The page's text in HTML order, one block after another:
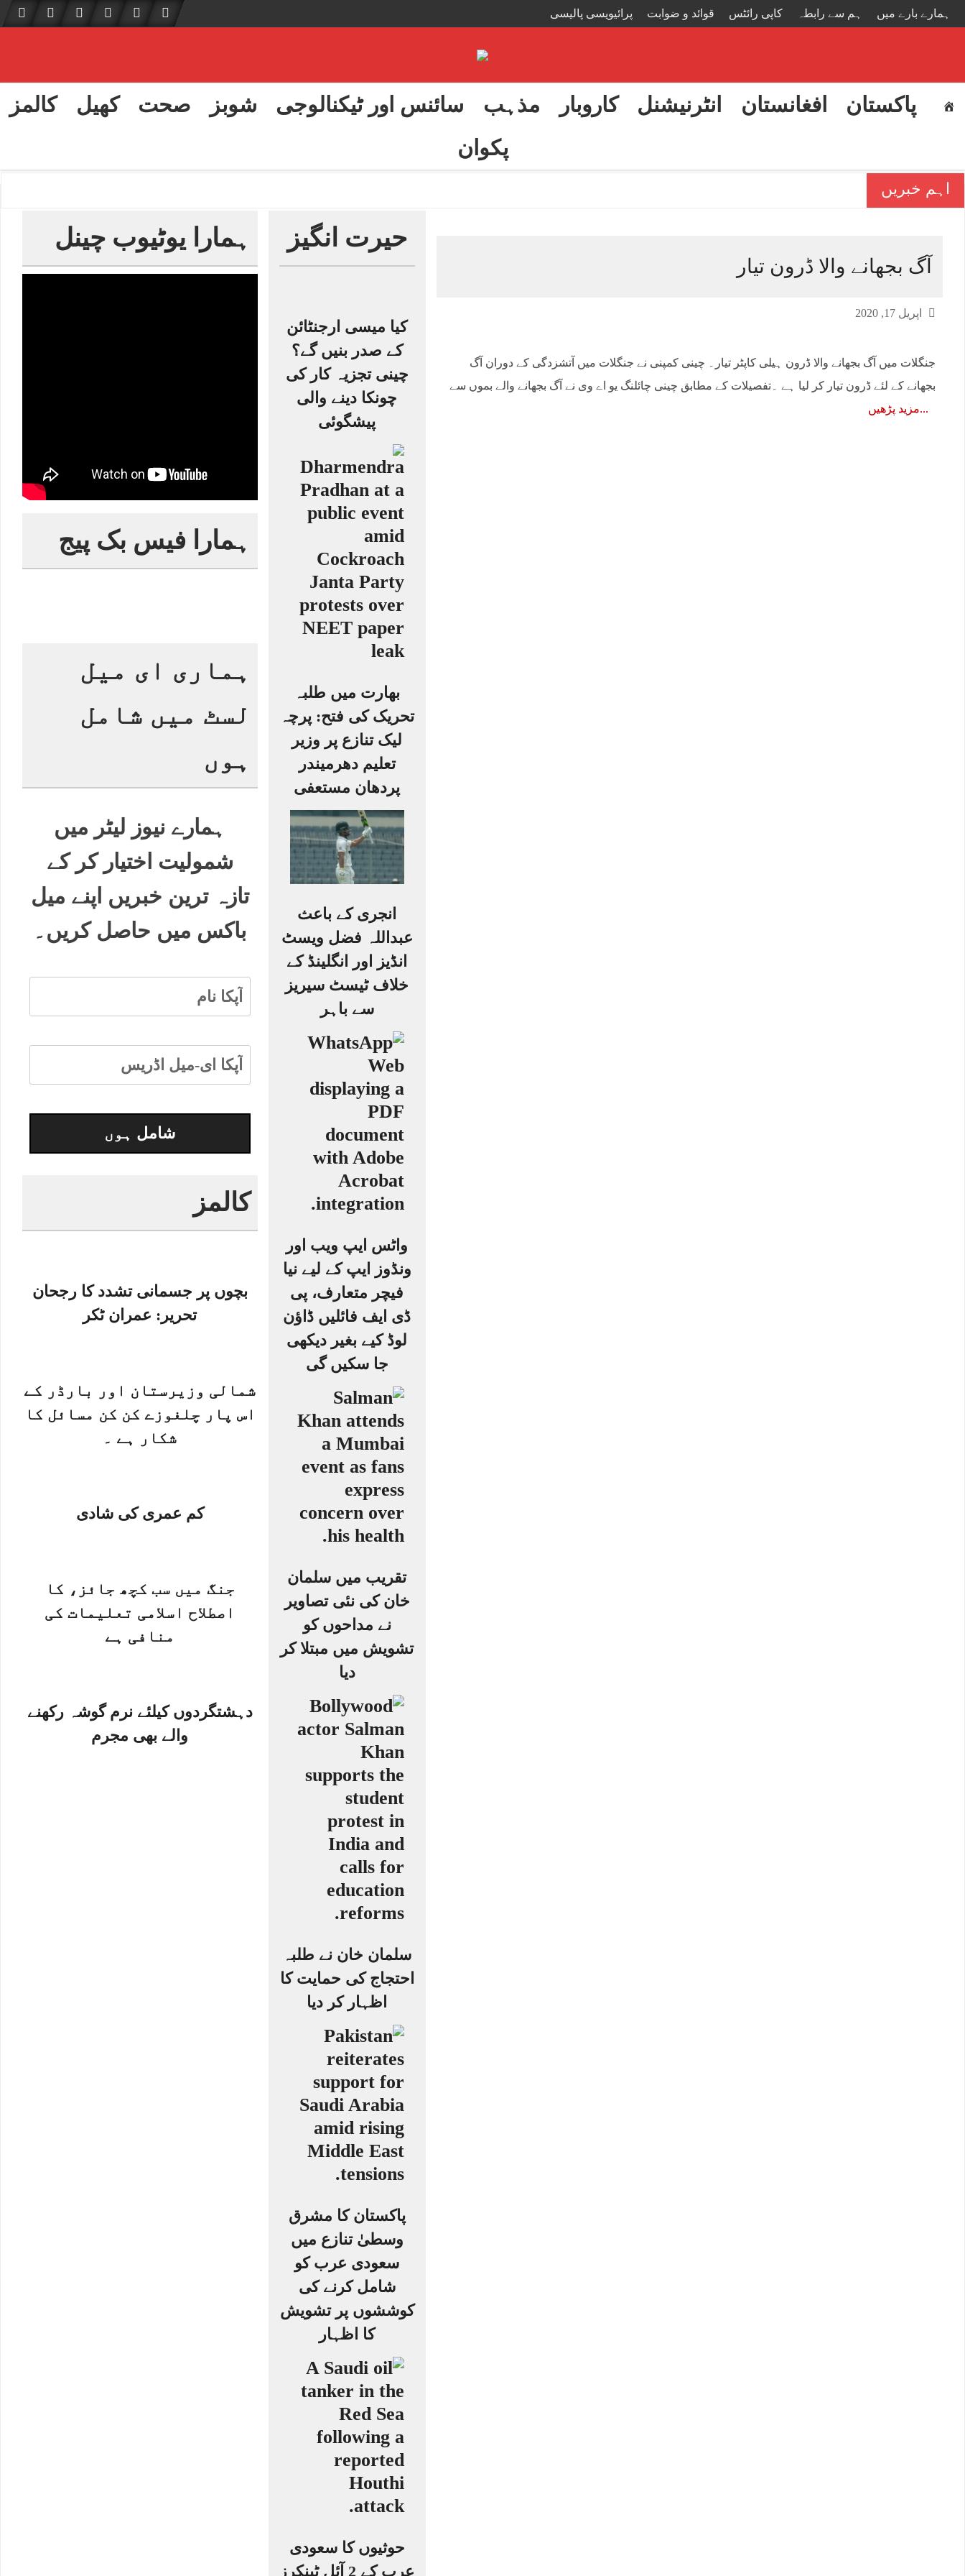
ہمارے بارے میں ہم سے رابطہ کاپی رائٹس قوائد و ضوابت پرائیویسی پالیسی
پاکستان افغانستان انٹرنیشنل کاروبار مذہب سائنس اور ٹیکنالوجی شوبز صحت کھیل
کالمز
پکوان
اہم خبریں
ہمارا یوٹیوب چینل
ہمارا فیس بک پیج
ہماری ای میل
لسٹ میں شامل
ہوں
ہمارے نیوز لیٹر میں
شمولیت اختیار کر کے
تازہ ترین خبریں اپنے میل
باکس میں حاصل کریں۔
کالمز
بچوں پر جسمانی تشدد کا رجحان
تحریر: عمران ٹکر
شمالی وزیرستان اور بارڈر کے
اس پار چلغوزے کن کن مسائل کا
شکار ہے ۔
کم عمری کی شادی
جنگ میں سب کچھ جائز، کا
اصطلاح اسلامی تعلیمات کی
منافی ہے
دہشتگردوں کیلئے نرم گوشہ رکھنے
والے بھی مجرم
حیرت انگیز
کیا میسی ارجنٹائن
کے صدر بنیں گے؟
چینی تجزیہ کار کی
چونکا دینے والی
پیشگوئی
بھارت میں طلبہ
تحریک کی فتح: پرچہ
لیک تنازع پر وزیر
تعلیم دھرمیندر
پردھان مستعفی
انجری کے باعث
عبداللہ فضل ویسٹ
انڈیز اور انگلینڈ کے
خلاف ٹیسٹ سیریز
سے باہر
واٹس ایپ ویب اور
ونڈوز ایپ کے لیے نیا
فیچر متعارف، پی
ڈی ایف فائلیں ڈاؤن
لوڈ کیے بغیر دیکھی
جا سکیں گی
تقریب میں سلمان
خان کی نئی تصاویر
نے مداحوں کو
تشویش میں مبتلا کر
دیا
سلمان خان نے طلبہ
احتجاج کی حمایت کا
اظہار کر دیا
پاکستان کا مشرق
وسطیٰ تنازع میں
سعودی عرب کو
شامل کرنے کی
کوششوں پر تشویش
کا اظہار
حوثیوں کا سعودی
عرب کے 2 آئل ٹینکرز
آگ بجھانے والا ڈرون تیار
اپریل 17, 2020
جنگلات میں آگ بجھانے والا ڈرون ہیلی کاپٹر تیار۔ چینی کمپنی نے جنگلات میں آتشزدگی کے دوران آگ
بجھانے کے لئے ڈرون تیار کر لیا ہے ۔تفصیلات کے مطابق چینی چائلنگ یو اے وی نے آگ بجھانے والے بموں سے
مزید پڑھیں